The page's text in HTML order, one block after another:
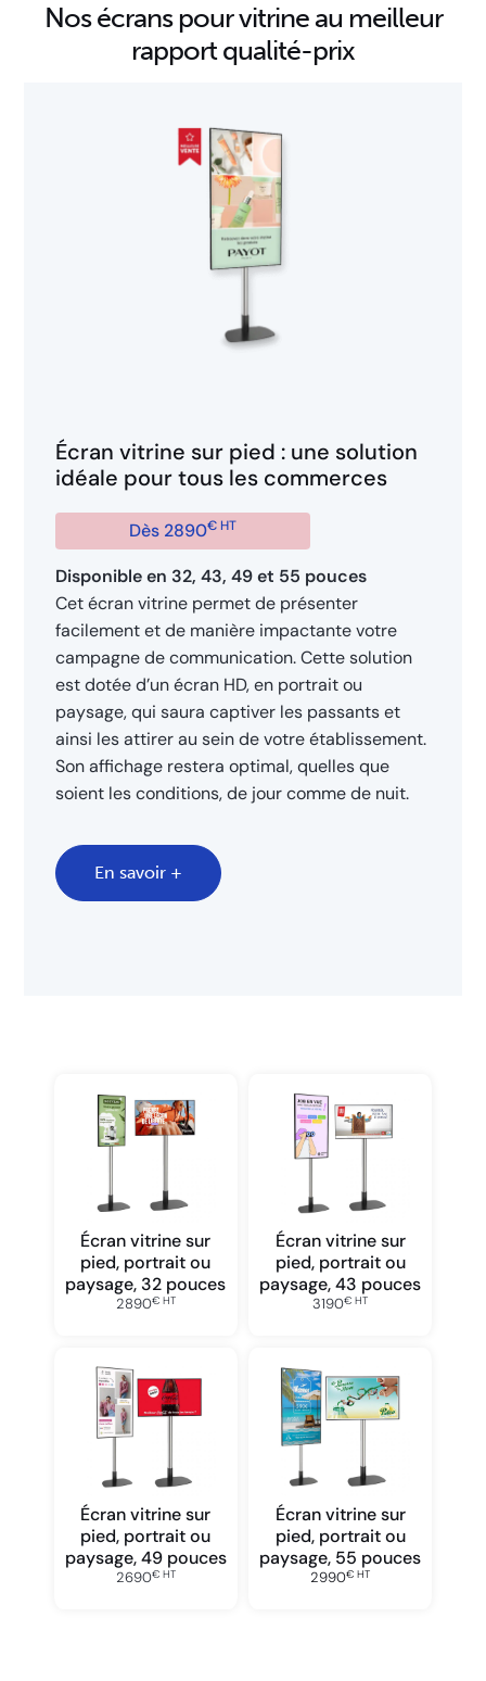
Nos écrans pour vitrine au meilleur
rapport qualité-prix
Écran vitrine sur pied : une solution
idéale pour tous les commerces
Dès 2890€ HT
Disponible en 32, 43, 49 et 55 pouces
Cet écran vitrine permet de présenter
facilement et de manière impactante votre
campagne de communication. Cette solution
est dotée d’un écran HD, en portrait ou
paysage, qui saura captiver les passants et
ainsi les attirer au sein de votre établissement.
Son affichage restera optimal, quelles que
soient les conditions, de jour comme de nuit.
En savoir +
Écran vitrine sur
pied, portrait ou
paysage, 32 pouces
2890€ HT
Écran vitrine sur
pied, portrait ou
paysage, 43 pouces
3190€ HT
Écran vitrine sur
pied, portrait ou
paysage, 49 pouces
2690€ HT
Écran vitrine sur
pied, portrait ou
paysage, 55 pouces
2990€ HT